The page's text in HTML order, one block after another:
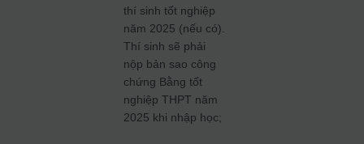
thí sinh tốt nghiệp
năm 2025 (nếu có).
Thí sinh sẽ phải
nộp bản sao công
chứng Bằng tốt
nghiệp THPT năm
2025 khi nhập học;